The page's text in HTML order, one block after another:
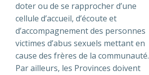
doter ou de se rapprocher d’une
cellule d’accueil, d’écoute et
d’accompagnement des personnes
victimes d’abus sexuels mettant en
cause des frères de la communauté.
Par ailleurs, les Provinces doivent